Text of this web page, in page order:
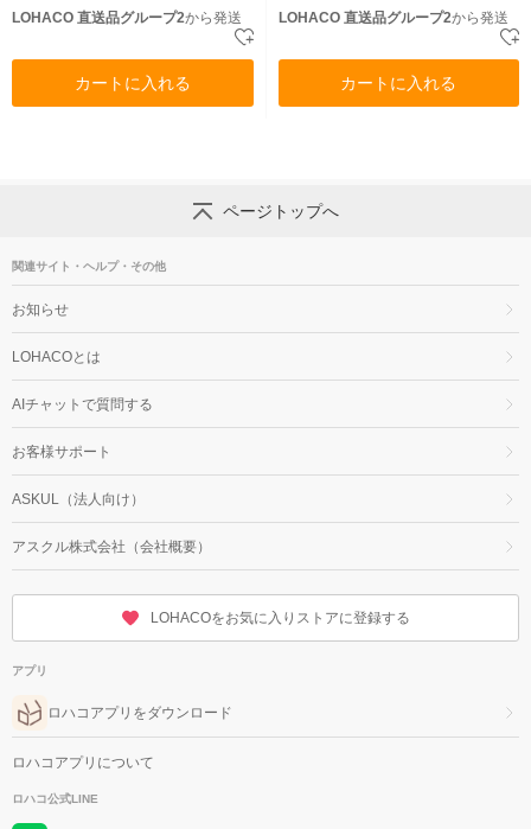
LOHACO 直送品グループ2から発送
カートに入れる
LOHACO 直送品グループ2から発送
カートに入れる
ページトップへ
関連サイト・ヘルプ・その他
お知らせ
LOHACOとは
AIチャットで質問する
お客様サポート
ASKUL（法人向け）
アスクル株式会社（会社概要）
LOHACOをお気に入りストアに登録する
アプリ
ロハコアプリをダウンロード
ロハコアプリについて
ロハコ公式LINE